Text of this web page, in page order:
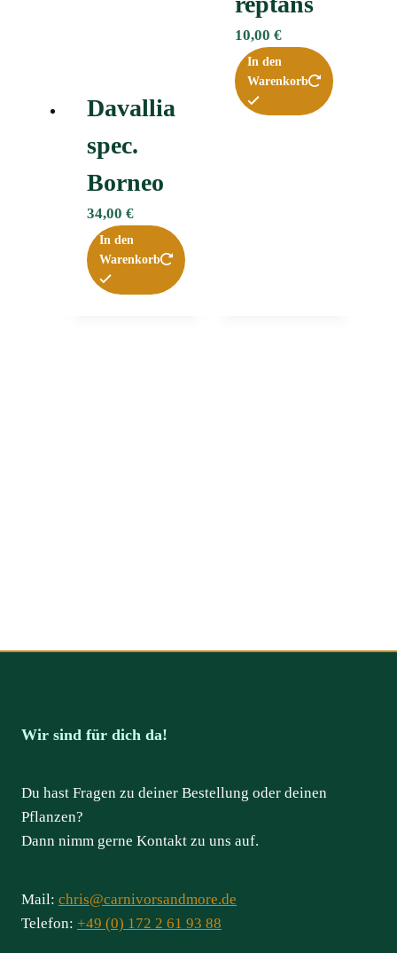
Davallia
spec.
Borneo
34,00 €
In den
Warenkorb
10,00 €
In den
Warenkorb
Wir sind für dich da!
Du hast Fragen zu deiner Bestellung oder deinen
Pflanzen?
Dann nimm gerne Kontakt zu uns auf.
Mail: chris@carnivorsandmore.de
Telefon: +49 (0) 172 2 61 93 88